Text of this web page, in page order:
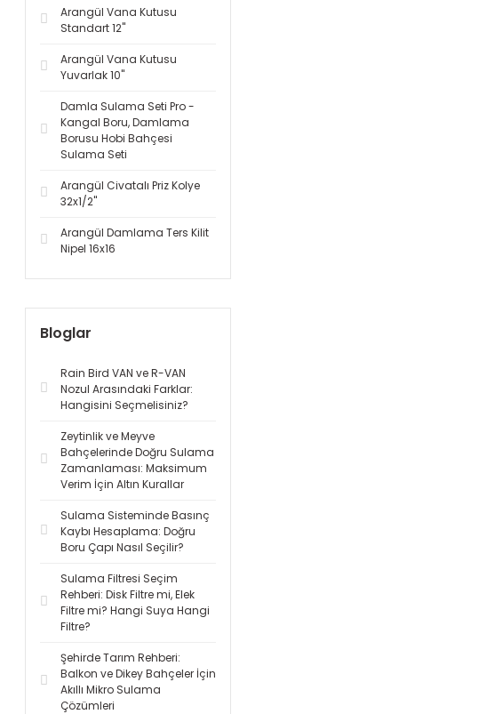
Arangül Vana Kutusu
Standart 12''
Arangül Vana Kutusu
Yuvarlak 10''
Damla Sulama Seti Pro -
Kangal Boru, Damlama
Borusu Hobi Bahçesi
Sulama Seti
Arangül Civatalı Priz Kolye
32x1/2''
Arangül Damlama Ters Kilit
Nipel 16x16
Bloglar
Rain Bird VAN ve R-VAN
Nozul Arasındaki Farklar:
Hangisini Seçmelisiniz?
Zeytinlik ve Meyve
Bahçelerinde Doğru Sulama
Zamanlaması: Maksimum
Verim İçin Altın Kurallar
Sulama Sisteminde Basınç
Kaybı Hesaplama: Doğru
Boru Çapı Nasıl Seçilir?
Sulama Filtresi Seçim
Rehberi: Disk Filtre mi, Elek
Filtre mi? Hangi Suya Hangi
Filtre?
Şehirde Tarım Rehberi:
Balkon ve Dikey Bahçeler İçin
Akıllı Mikro Sulama
Çözümleri